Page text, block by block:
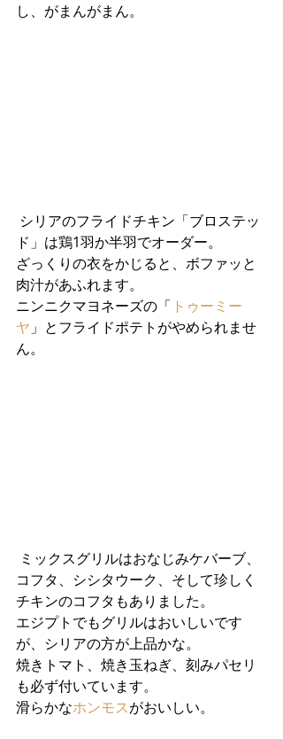
し、がまんがまん。
ド」は鶏1羽か半羽でオーダー。
ざっくりの衣をかじると、ボファッと
肉汁があふれます。
ニンニクマヨネーズの「 トゥーミー
ヤ 」とフライドポテトがやめられませ
ん。
コフタ、シシタウーク、そして珍しく
チキンのコフタもありました。
エジプトでもグリルはおいしいです
が、シリアの方が上品かな。
焼きトマト、焼き玉ねぎ、刻みパセリ
も必ず付いています。
滑らかなホンモスがおいしい。